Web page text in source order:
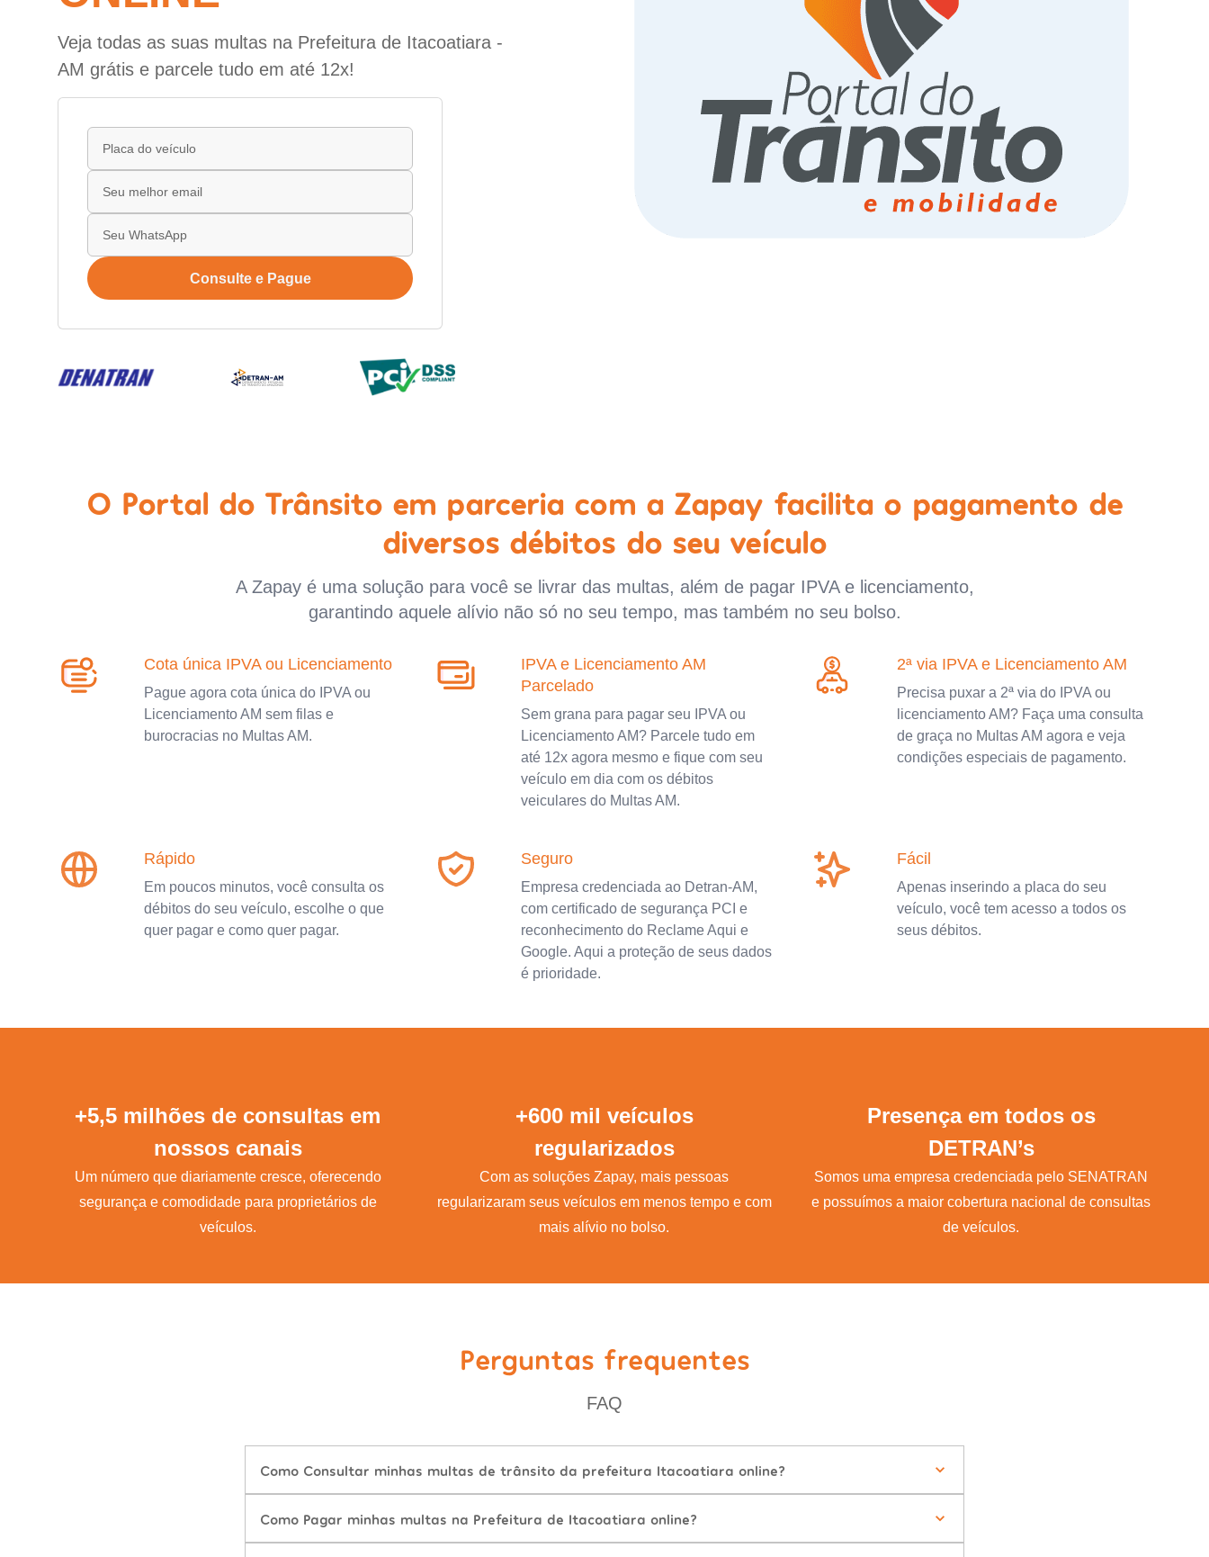
Veja todas as suas multas na Prefeitura de Itacoatiara -
AM grátis e parcele tudo em até 12x!
Consulte e Pague
O Portal do Trânsito em parceria com a Zapay facilita o pagamento de
diversos débitos do seu veículo
A Zapay é uma solução para você se livrar das multas, além de pagar IPVA e licenciamento,
garantindo aquele alívio não só no seu tempo, mas também no seu bolso.
Cota única IPVA ou Licenciamento
Pague agora cota única do IPVA ou
Licenciamento AM sem filas e
burocracias no Multas AM.
IPVA e Licenciamento AM
Parcelado
Sem grana para pagar seu IPVA ou
Licenciamento AM? Parcele tudo em
até 12x agora mesmo e fique com seu
veículo em dia com os débitos
veiculares do Multas AM.
2ª via IPVA e Licenciamento AM
Precisa puxar a 2ª via do IPVA ou
licenciamento AM? Faça uma consulta
de graça no Multas AM agora e veja
condições especiais de pagamento.
Rápido
Em poucos minutos, você consulta os
débitos do seu veículo, escolhe o que
quer pagar e como quer pagar.
Seguro
Empresa credenciada ao Detran-AM,
com certificado de segurança PCI e
reconhecimento do Reclame Aqui e
Google. Aqui a proteção de seus dados
é prioridade.
Fácil
Apenas inserindo a placa do seu
veículo, você tem acesso a todos os
seus débitos.
+5,5 milhões de consultas em
nossos canais
Um número que diariamente cresce, oferecendo
segurança e comodidade para proprietários de
veículos.
+600 mil veículos
regularizados
Com as soluções Zapay, mais pessoas
regularizaram seus veículos em menos tempo e com
mais alívio no bolso.
Presença em todos os
DETRAN’s
Somos uma empresa credenciada pelo SENATRAN
e possuímos a maior cobertura nacional de consultas
de veículos.
Perguntas frequentes
FAQ
Como Consultar minhas multas de trânsito da prefeitura Itacoatiara online?
Como Pagar minhas multas na Prefeitura de Itacoatiara online?